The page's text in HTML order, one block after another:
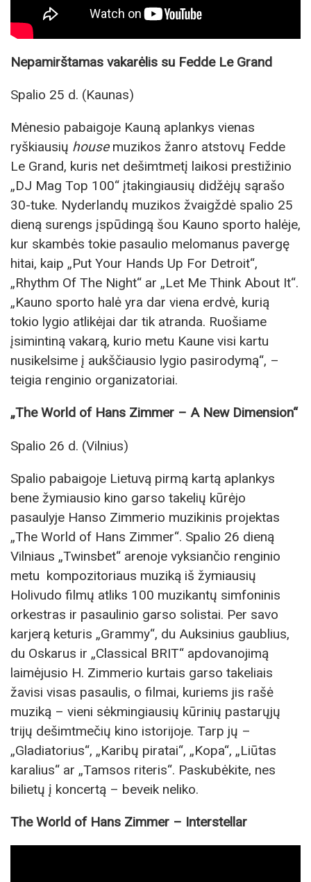
Nepamirštamas vakarėlis su Fedde Le Grand
Spalio 25 d. (Kaunas)
Mėnesio pabaigoje Kauną aplankys vienas
ryškiausių housemuzikos žanro atstovų Fedde
Le Grand, kuris net dešimtmetį laikosi prestižinio
„DJ Mag Top 100“ įtakingiausių didžėjų sąrašo
30-tuke. Nyderlandų muzikos žvaigždė spalio 25
dieną surengs įspūdingą šou Kauno sporto halėje,
kur skambės tokie pasaulio melomanus pavergę
hitai, kaip „Put Your Hands Up For Detroit“,
„Rhythm Of The Night“ ar „Let Me Think About It“.
„Kauno sporto halė yra dar viena erdvė, kurią
tokio lygio atlikėjai dar tik atranda. Ruošiame
įsimintiną vakarą, kurio metu Kaune visi kartu
nusikelsime į aukščiausio lygio pasirodymą“, –
teigia renginio organizatoriai.
„The World of Hans Zimmer – A New Dimension“
Spalio 26 d. (Vilnius)
Spalio pabaigoje Lietuvą pirmą kartą aplankys
bene žymiausio kino garso takelių kūrėjo
pasaulyje Hanso Zimmerio muzikinis projektas
„The World of Hans Zimmer“. Spalio 26 dieną
Vilniaus „Twinsbet“ arenoje vyksiančio renginio
metu kompozitoriaus muziką iš žymiausių
Holivudo filmų atliks 100 muzikantų simfoninis
orkestras ir pasaulinio garso solistai. Per savo
karjerą keturis „Grammy“, du Auksinius gaublius,
du Oskarus ir „Classical BRIT“ apdovanojimą
laimėjusio H. Zimmerio kurtais garso takeliais
žavisi visas pasaulis, o filmai, kuriems jis rašė
muziką – vieni sėkmingiausių kūrinių pastarųjų
trijų dešimtmečių kino istorijoje. Tarp jų –
„Gladiatorius“, „Karibų piratai“, „Kopa“, „Liūtas
karalius“ ar „Tamsos riteris“. Paskubėkite, nes
bilietų į koncertą – beveik neliko.
The World of Hans Zimmer – Interstellar